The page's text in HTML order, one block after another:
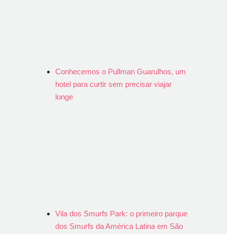
Conhecemos o Pullman Guarulhos, um
hotel para curtir sem precisar viajar
longe
Vila dos Smurfs Park: o primeiro parque
dos Smurfs da América Latina em São